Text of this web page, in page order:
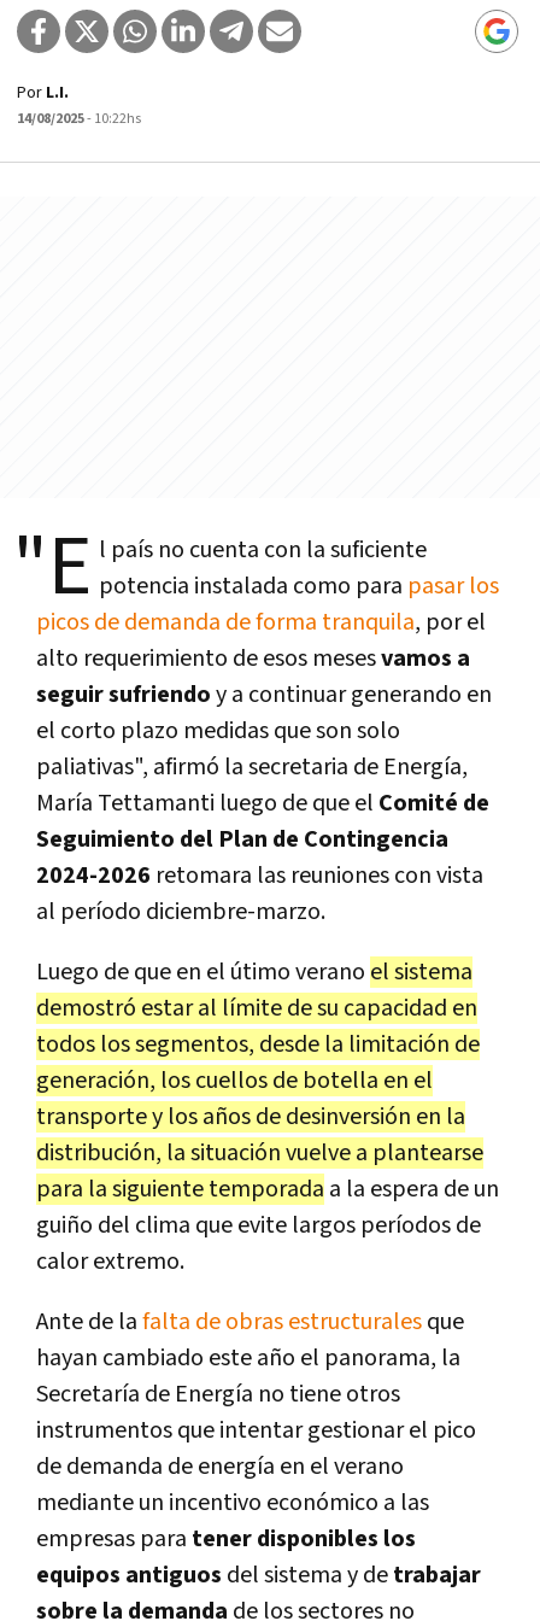
Por L.I.
14/08/2025- 10:22hs
"E l país no cuenta con la suficiente
potencia instalada como para pasar los
picos de demanda de forma tranquila, por el
alto requerimiento de esos mesesvamos a
seguir sufriendoy a continuar generando en
el corto plazo medidas que son solo
paliativas", afirmó la secretaria de Energía,
María Tettamanti luego de que el Comité de
Seguimiento del Plan de Contingencia
2024-2026 retomara las reuniones con vista
al período diciembre-marzo.
Luego de que en el útimo verano el sistema
demostró estar al límite de su capacidad en
todos los segmentos, desde la limitación de
generación, los cuellos de botella en el
transporte y los años de desinversión en la
distribución, la situación vuelve a plantearse
para la siguiente temporada a la espera de un
guiño del clima que evite largos períodos de
calor extremo.
Ante de lafalta de obras estructuralesque
hayan cambiado este año el panorama, la
Secretaría de Energía no tiene otros
instrumentos que intentar gestionar el pico
de demanda de energía en el verano
mediante un incentivo económico a las
empresas para tener disponibles los
equipos antiguos del sistema y detrabajar
sobre la demanda de los sectores no